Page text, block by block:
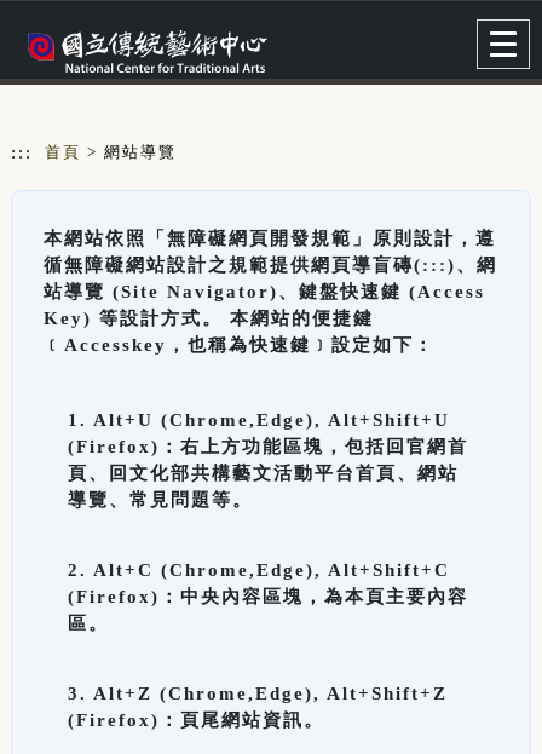
::: 首頁 > 網站導覽
本網站依照「無障礙網頁開發規範」原則設計，遵
循無障礙網站設計之規範提供網頁導盲磚(:::)、網
站導覽 (Site Navigator)、鍵盤快速鍵 (Access
Key) 等設計方式。 本網站的便捷鍵
﹝Accesskey，也稱為快速鍵﹞設定如下：
1. Alt+U (Chrome,Edge), Alt+Shift+U
(Firefox)：右上方功能區塊，包括回官網首
頁、回文化部共構藝文活動平台首頁、網站
導覽、常見問題等。
2. Alt+C (Chrome,Edge), Alt+Shift+C
(Firefox)：中央內容區塊，為本頁主要內容
區。
3. Alt+Z (Chrome,Edge), Alt+Shift+Z
(Firefox)：頁尾網站資訊。